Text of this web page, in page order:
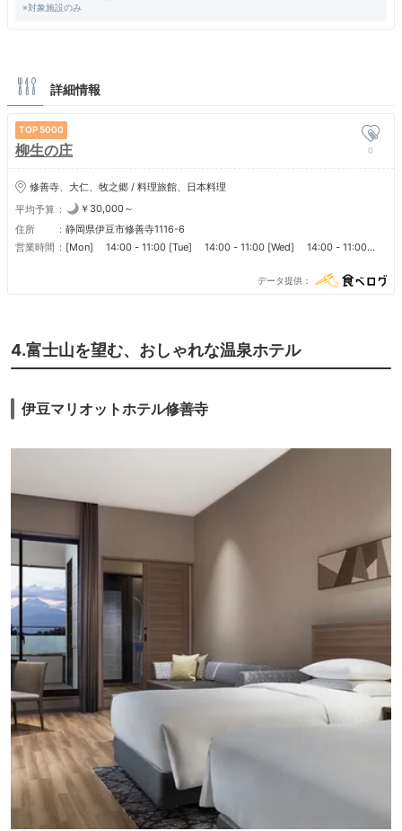
※対象施設のみ
詳細情報
5000
柳生の庄 0
修善寺、大仁、牧之郷 / 料理旅館、日本料理
平均予算
￥30,000～
住所
静岡県伊豆市修善寺1116-6
営業時間
[Mon] 14:00 - 11:00 [Tue] 14:00 - 11:00 [Wed] 14:00 - 11:00
データ提供
4.富士山を望む、おしゃれな温泉ホテル
伊豆マリオットホテル修善寺